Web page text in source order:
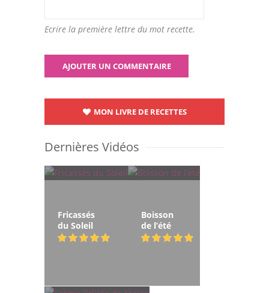
Ecrire la première lettre du mot recette.
MON LIVRE DE RECETTES
Dernières Vidéos
Fricassés
du Soleil
Boisson
de l’été